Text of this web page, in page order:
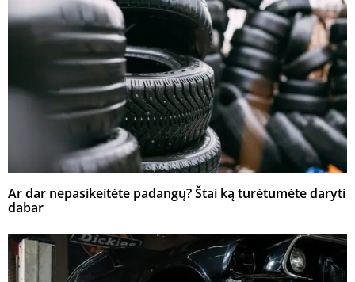
Ar dar nepasikeitėte padangų? Štai ką turėtumėte daryti
dabar